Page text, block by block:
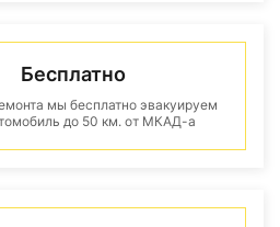
Бесплатно
мы бесплатно эвакуируем
до 50 км. от МКАД-а